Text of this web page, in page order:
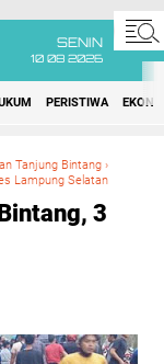
SENIN
10 08 2026
PERISTIWA
Tanjung Bintang ›
Lampung Selatan
3